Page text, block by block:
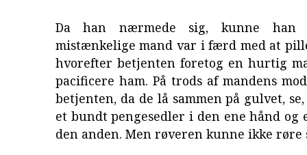
Da han nærmede sig, kunne han
mistænkelige mand var i færd med at
hvorefter betjenten foretog en hurtig
pacificere ham. På trods af mandens
betjenten, da de lå sammen på gulvet,
et bundt pengesedler i den ene hånd og
den anden. Men røveren kunne ikke røre